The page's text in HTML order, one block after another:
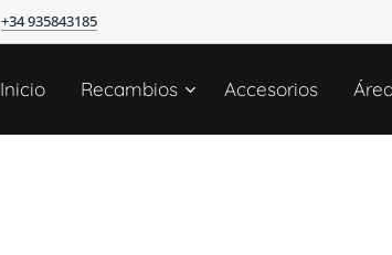
+34 935843185
Inicio Recambios Accesorios